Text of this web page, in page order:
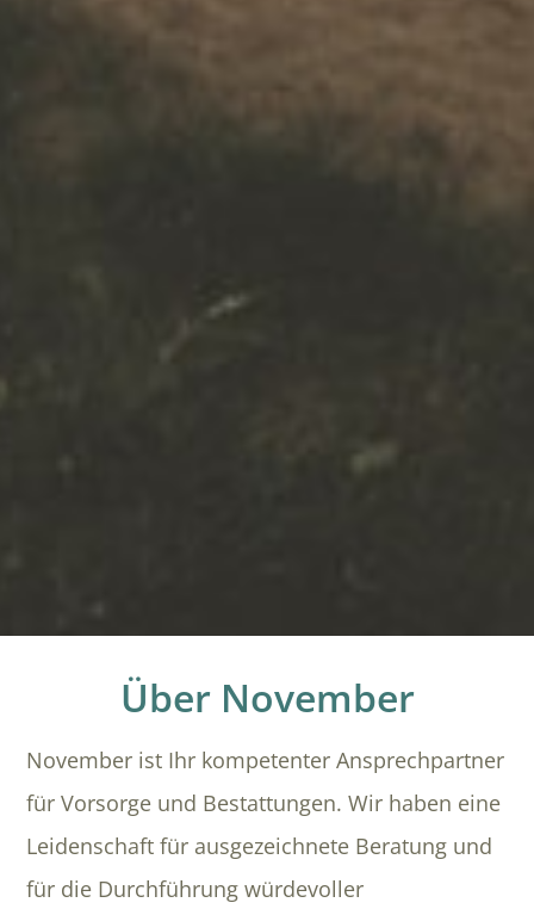
Über November
November ist Ihr kompetenter Ansprechpartner
für Vorsorge und Bestattungen. Wir haben eine
Leidenschaft für ausgezeichnete Beratung und
für die Durchführung würdevoller